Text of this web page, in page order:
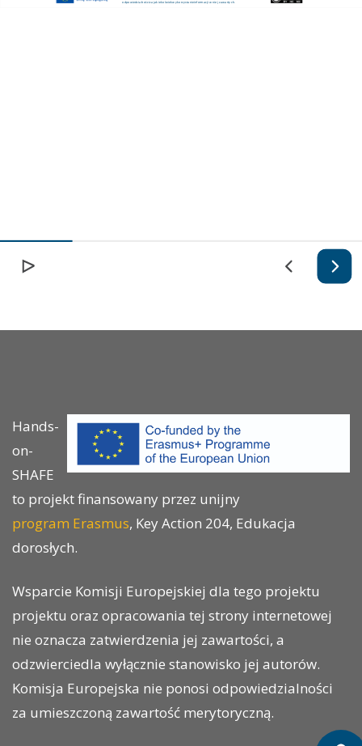
Hands-
on-
SHAFE
to projekt finansowany przez unijny
program Erasmus, Key Action 204, Edukacja
dorosłych.
Wsparcie Komisji Europejskiej dla tego projektu
projektu oraz opracowania tej strony internetowej
nie oznacza zatwierdzenia jej zawartości, a
odzwierciedla wyłącznie stanowisko jej autorów.
Komisja Europejska nie ponosi odpowiedzialności
za umieszczoną zawartość merytoryczną.